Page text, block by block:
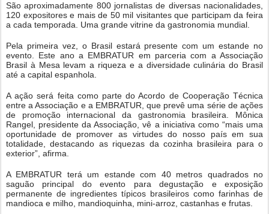
São aproximadamente 800 jornalistas de diversas nacionalidades,
120 expositores e mais de 50 mil visitantes que participam da feira
a cada temporada. Uma grande vitrine da gastronomia mundial.
Pela primeira vez, o Brasil estará presente com um estande no
evento. Este ano a EMBRATUR em parceria com a Associação
Brasil à Mesa levam a riqueza e a diversidade culinária do Brasil
até a capital espanhola.
A ação será feita como parte do Acordo de Cooperação Técnica
entre a Associação e a EMBRATUR, que prevê uma série de ações
de promoção internacional da gastronomia brasileira. Mônica
Rangel, presidente da Associação, vê a iniciativa como “mais uma
oportunidade de promover as virtudes do nosso país em sua
totalidade, destacando as riquezas da cozinha brasileira para o
exterior”, afirma.
A EMBRATUR terá um estande com 40 metros quadrados no
saguão principal do evento para degustação e exposição
permanente de ingredientes típicos brasileiros como farinhas de
mandioca e milho, mandioquinha, mini-arroz, castanhas e frutas.